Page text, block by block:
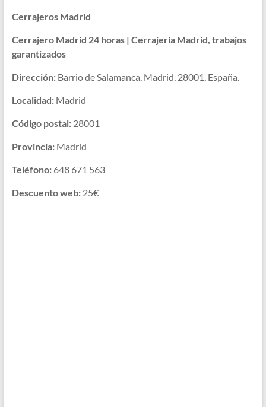
Cerrajeros Madrid
Cerrajero Madrid 24 horas | Cerrajería Madrid, trabajos
garantizados
Dirección:Barrio de Salamanca, Madrid, 28001, España.
Localidad:Madrid
Código postal:28001
Provincia:Madrid
Teléfono:648 671 563
Descuento web:25€